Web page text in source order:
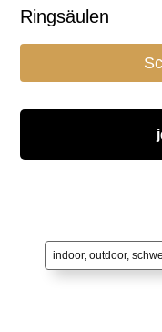
Ringsäulen
indoor, outdoor,